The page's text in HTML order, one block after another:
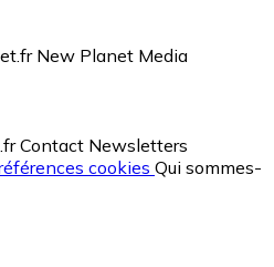
New Planet Media
Contact Newsletters
cookies Qui sommes-